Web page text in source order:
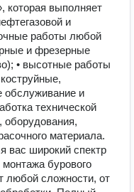
выполняет
и
работы любой
и фрезерные
• высотные работы
обслуживание и
технической
оборудования,
материала.
вас широкий спектр
бурового
любой сложности, от